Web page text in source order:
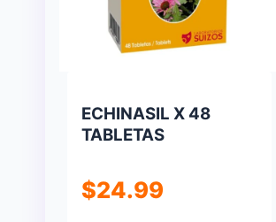
ECHINASIL X 48
TABLETAS
$24.99